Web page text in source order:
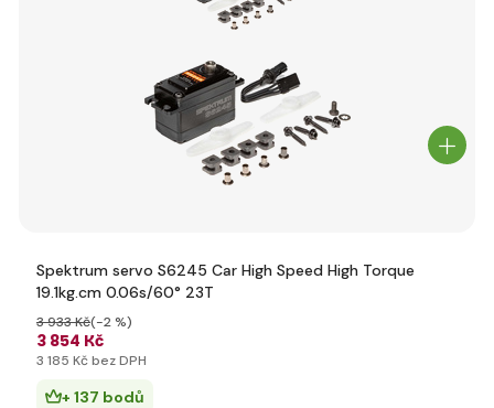
Spektrum servo S6245 Car High Speed High Torque
19.1kg.cm 0.06s/60° 23T
3 854 Kč
3 933 Kč(-2 %)
3 185 Kč bez DPH
+ 137 bodů